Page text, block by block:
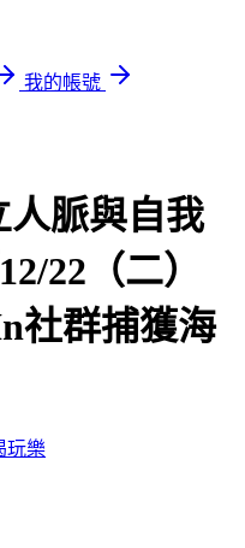
我的帳號
脈與自我
22（二）
社群捕獲海
玩樂